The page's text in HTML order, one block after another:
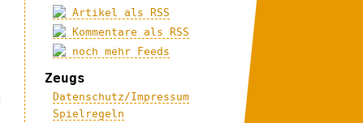
Artikel als RSS
Kommentare als RSS
noch mehr Feeds
Zeugs
Datenschutz/Impressum
Spielregeln